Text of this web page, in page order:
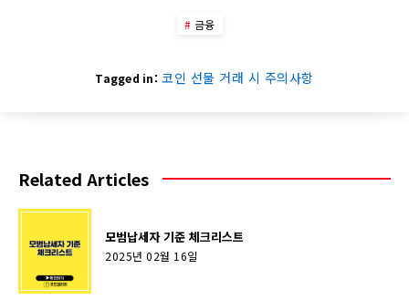
금융
Tagged in: 코인 선물 거래 시 주의사항
Related Articles
모범납세자 기준 체크리스트
2025년 02월 16일